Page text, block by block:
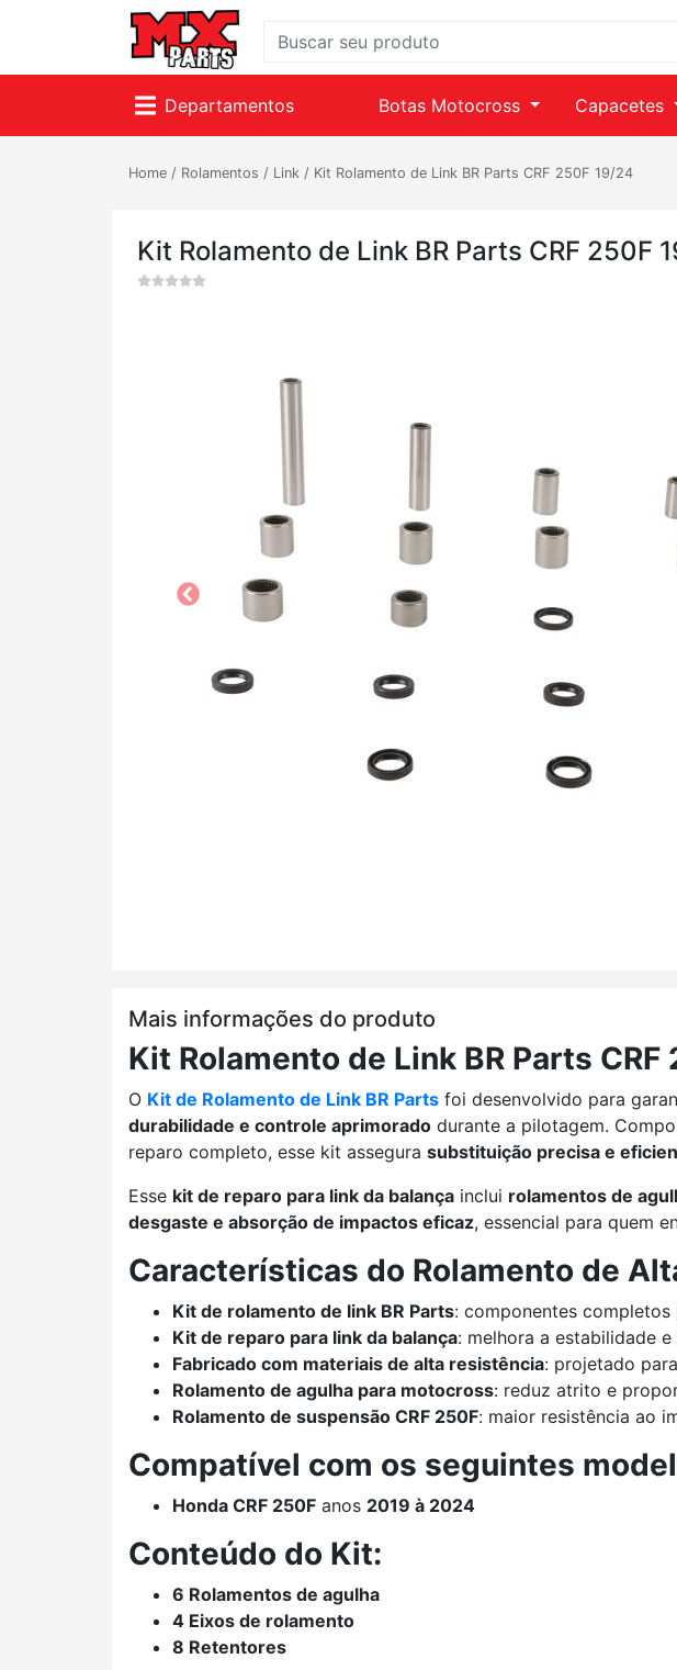
Departamentos Botas Motocross Capacetes
Home / Rolamentos / Link / Kit Rolamento de Link BR Parts CRF 250F 19/24
Kit Rolamento de Link BR Parts CRF 250F
Mais informações do produto
Kit Rolamento de Link BR Parts
O Kit de Rolamento de Link BR Parts foi desenvolvido para
durabilidade e controle aprimorado durante a pilotagem.
reparo completo, esse kit assegura substituição precisa e
Esse kit de reparo para link da balança inclui rolamentos de
desgaste e absorção de impactos eficaz, essencial para quem
Características do Rolamento de
Kit de rolamento de link BR Parts: componentes
Kit de reparo para link da balança: melhora a estabilidade
Fabricado com materiais de alta resistência: projetado
Rolamento de agulha para motocross: reduz atrito e
Rolamento de suspensão CRF 250F: maior resistência ao
Compatível com os seguintes
Honda CRF 250F anos 2019 à 2024
Conteúdo do Kit:
6 Rolamentos de agulha
4 Eixos de rolamento
8 Retentores